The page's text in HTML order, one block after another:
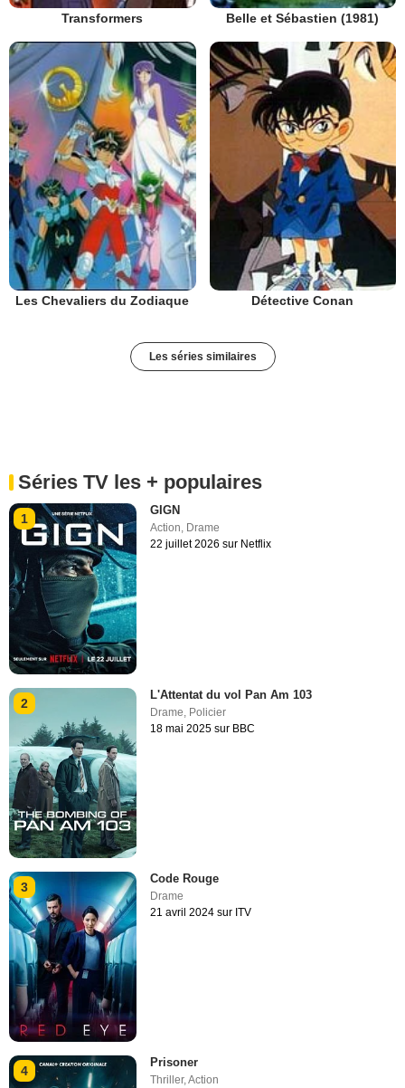
Transformers Belle et Sébastien (1981)
Les Chevaliers du Zodiaque Détective Conan
Les séries similaires
Séries TV les + populaires
1
GIGN
Action, Drame
22 juillet 2026 sur Netflix
2
L'Attentat du vol Pan Am 103
Drame Policier
18 mai 2025 sur BBC
3
Code Rouge
Drame
21 avril 2024 sur ITV
4
Prisoner
Thriller,Action